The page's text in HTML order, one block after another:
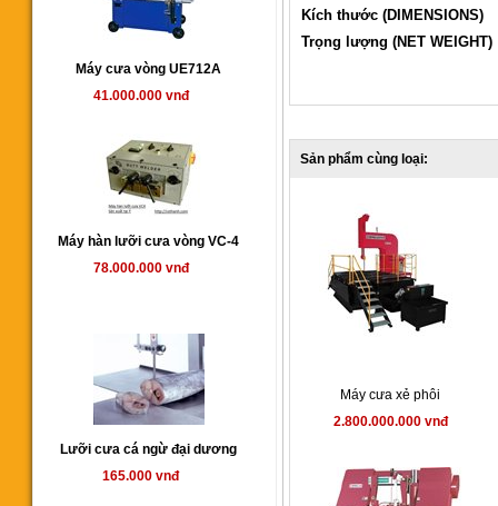
Máy cưa vòng UE712A
41.000.000 vnđ
Máy hàn lưỡi cưa vòng VC-4
78.000.000 vnđ
Lưỡi cưa cá ngừ đại dương
165.000 vnđ
Kích thước (DIMENSIONS)
Trọng lượng (NET WEIGHT)
Sản phẩm cùng loại:
Máy cưa xẻ phôi
2.800.000.000 vnđ